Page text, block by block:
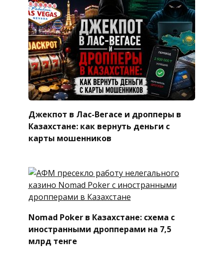
Джекпот в Лас-Вегасе и дропперы в
Казахстане: как вернуть деньги с
карты мошенников
Nomad Poker в Казахстане: схема с
иностранными дропперами на 7,5
млрд тенге